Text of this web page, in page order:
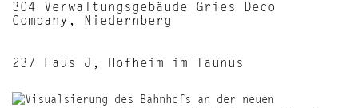
304 Verwaltungsgebäude Gries Deco
Company, Niedernberg
237 Haus J, Hofheim im Taunus